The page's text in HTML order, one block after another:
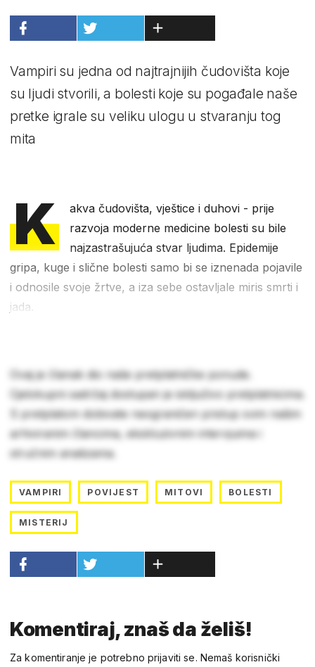
Vampiri su jedna od najtrajnijih čudovišta koje
su ljudi stvorili, a bolesti koje su pogađale naše
pretke igrale su veliku ulogu u stvaranju tog
mita
K
akva čudovišta, vještice i duhovi - prije
razvoja moderne medicine bolesti su bile
najzastrašujuća stvar ljudima. Epidemije
gripa, kuge i slične bolesti samo bi se iznenada pojavile
i odnosile svoje žrtve, a iza sebe ostavljale miris smrti i
jada.
Ovaj je članak dio naše pretplatničke ponude.
Cjelokupni sadržaj dostupan je isključivo pretplatnicima.
S pretplatom dobivate neograničen pristup svim našim
arhiviranim člancima, ekskluzivnim intervjuima i
stručnim analizama.
VAMPIRI POVIJEST MITOVI BOLESTI
MISTERIJ
Komentiraj, znaš da želiš!
Za komentiranje je potrebno prijaviti se. Nemaš korisnički